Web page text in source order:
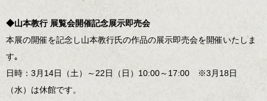
◆山本教行 展覧会開催記念展示即売会
本展の開催を記念し山本教行氏の作品の展示即売会を開催いたしま
す｡
日時：3月14日（土）～22日（日）10:00～17:00 ※3月18日
（水）は休館です。